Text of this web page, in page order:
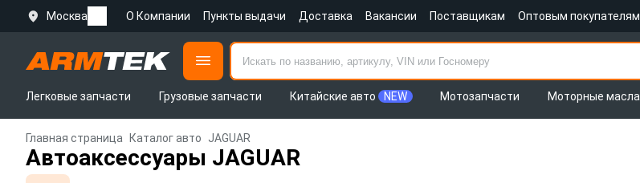
Москва О Компании Пункты выдачи Доставка Вакансии Поставщикам Оптовым покупателям
Легковые запчасти
Грузовые запчасти Китайские авто NEW Мотозапчасти Моторные масла
Главная страница Каталог авто JAGUAR
Автоаксессуары JAGUAR